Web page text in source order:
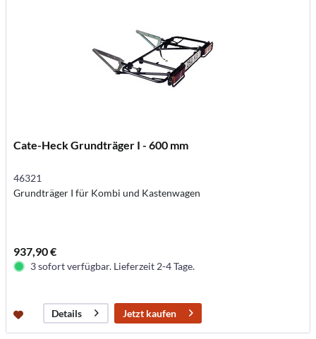
Cate-Heck Grundträger I - 600 mm
46321
Grundträger I für Kombi und Kastenwagen
937,90 €
3 sofort verfügbar. Lieferzeit 2-4 Tage.
Details Jetzt kaufen